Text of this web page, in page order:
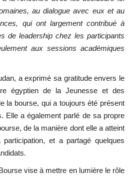
au dialogue avec eux et au
qui ont largement contribué à
de leadership chez les participants
aux sessions académiques
a exprimé sa gratitude envers le
égyptien de la Jeunesse et des
la bourse, qui a toujours été présent
Elle a également parlé de sa propre
de la manière dont elle a atteint
et a partagé quelques
vise à mettre en lumière le rôle